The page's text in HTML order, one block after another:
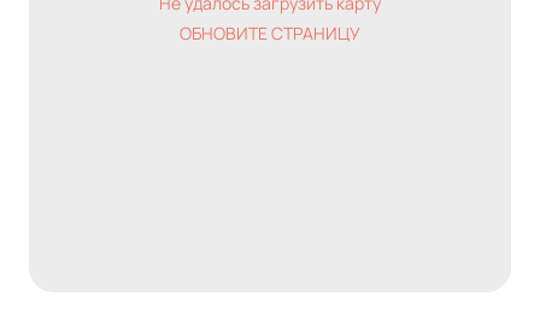
ОБНОВИТЕ СТРАНИЦУ